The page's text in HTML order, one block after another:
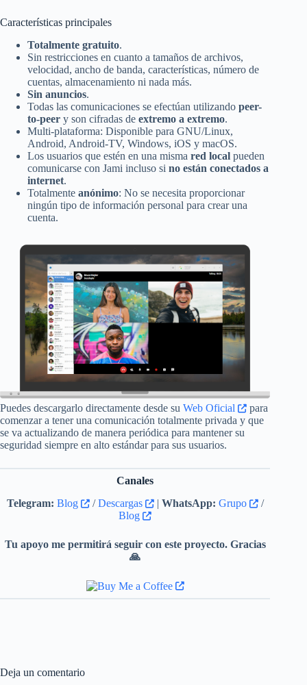
Características principales
Totalmente gratuito.
Sin restricciones en cuanto a tamaños de archivos,
velocidad, ancho de banda, características, número de
cuentas, almacenamiento ni nada más.
Sin anuncios.
Todas las comunicaciones se efectúan utilizando peer-
to-peer y son cifradas de extremo a extremo.
Multi-plataforma: Disponible para GNU/Linux,
Android, Android-TV, Windows, iOS y macOS.
Los usuarios que estén en una misma red local pueden
comunicarse con Jami incluso si no están conectados a
internet.
Totalmente anónimo: No se necesita proporcionar
ningún tipo de información personal para crear una
cuenta.
Puedes descargarlo directamente desde su Web Oficial
para
comenzar a tener una comunicación totalmente privada y que
se va actualizando de manera periódica para mantener su
seguridad siempre en alto estándar para sus usuarios.
Canales
Telegram: Blog /Descargas | WhatsApp: Grupo
/
Blog
Tu apoyo me permitirá seguir con este proyecto. Gracias
🙏
Deja un comentario